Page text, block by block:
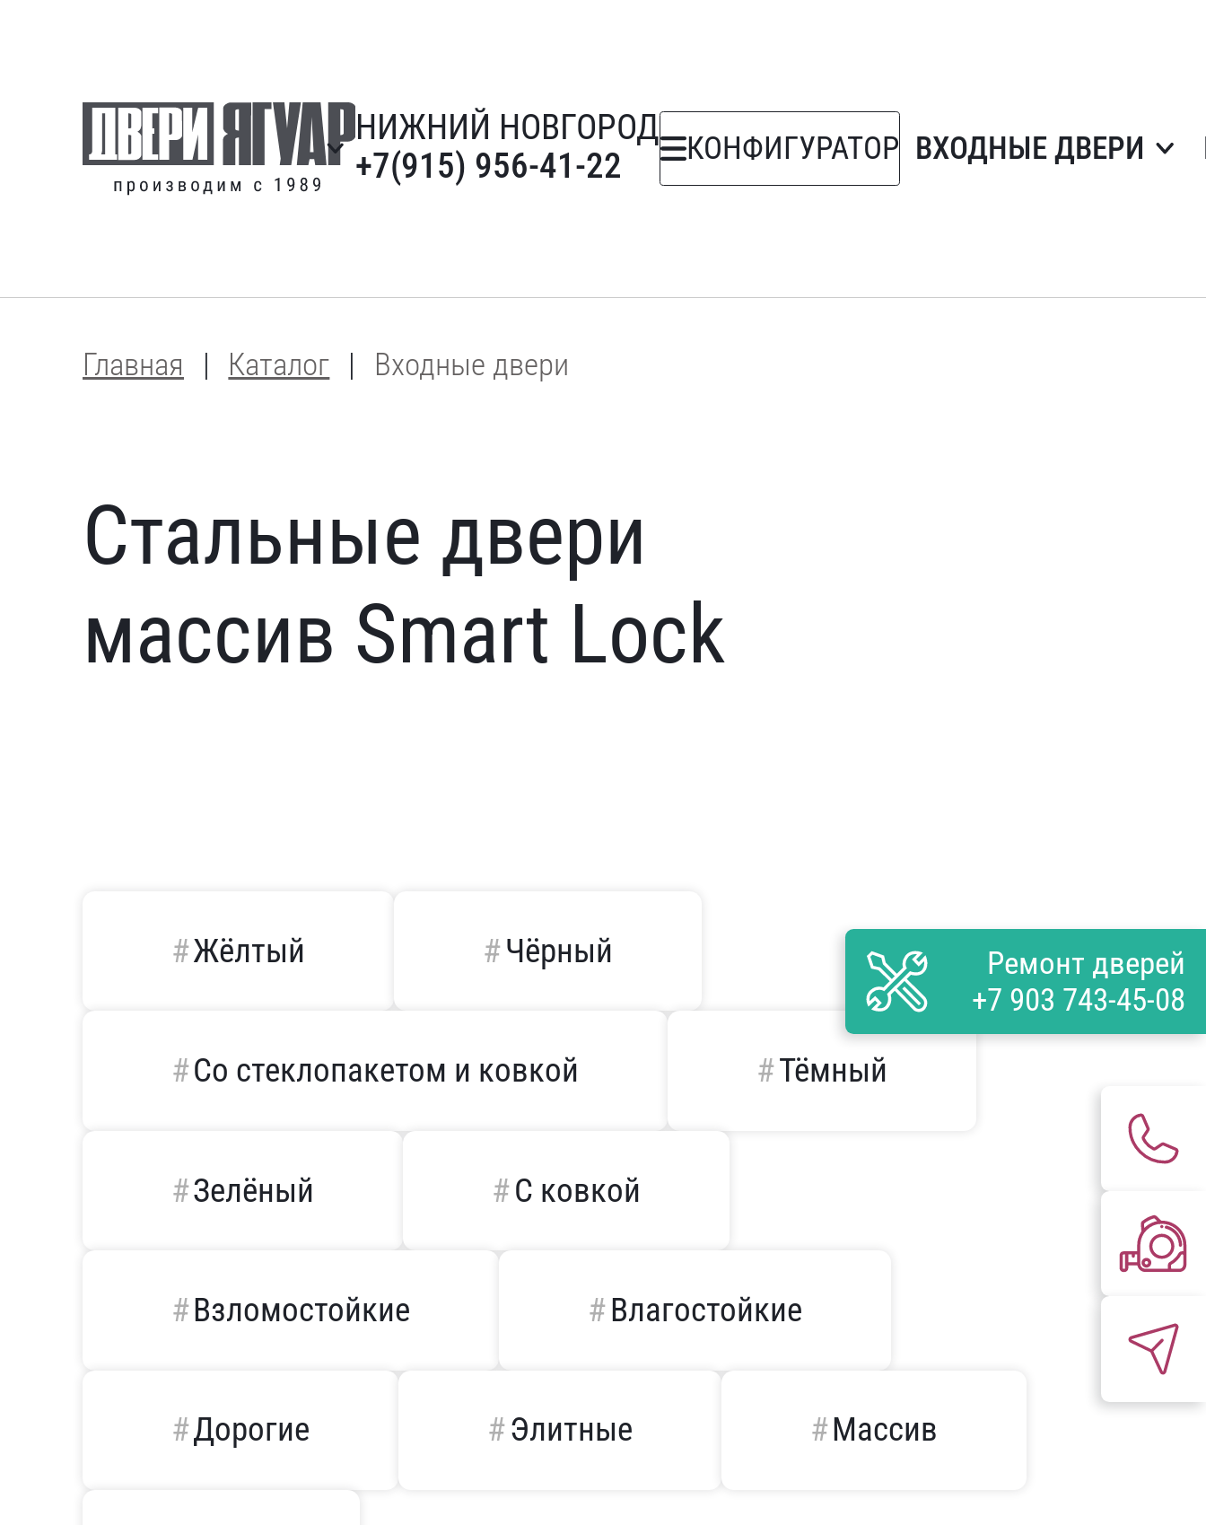
НИЖНИЙ НОВГОРОД
+7(915) 956-41-22
КОНФИГУРАТОР ВХОДНЫЕ ДВЕРИ
Главная Каталог Входные двери
Стальные двери
массив Smart Lock
Жёлтый Чёрный
Со стеклопакетом и ковкой Тёмный
Зелёный С ковкой
Взломостойкие Влагостойкие
Дорогие Элитные Массив
Ремонт дверей
+7 903 743-45-08